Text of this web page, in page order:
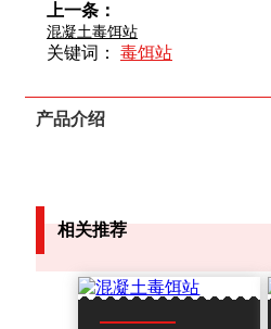
上一条：
混凝土毒饵站
关键词： 毒饵站
产品介绍
相关推荐